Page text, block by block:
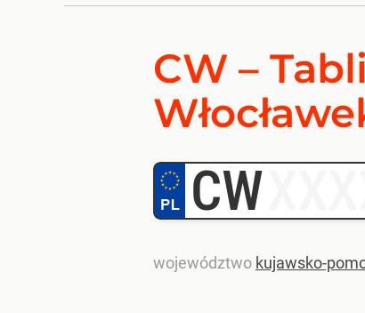
CW –
CW
województwo kujawsko-